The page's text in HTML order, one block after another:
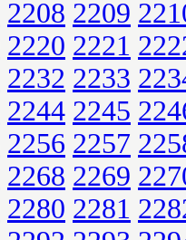
2208 2209
2220 2221
2232 2233
2244 2245
2256 2257
2268 2269
2280 2281